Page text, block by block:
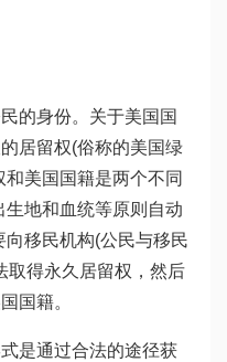
的身份。关于美国国
居留权(俗称的美国绿
美国国籍是两个不同
地和血统等原则自动
移民机构(公民与移民
取得永久居留权，然后
国籍。
是通过合法的途径获